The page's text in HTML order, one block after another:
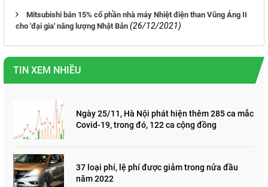
Mitsubishi bán 15% cổ phần nhà máy Nhiệt điện than Vũng Áng II
cho 'đại gia' năng lượng Nhật Bản (26/12/2021)
TIN XEM NHIỀU
Ngày 25/11, Hà Nội phát hiện thêm 285 ca mắc
Covid-19, trong đó, 122 ca cộng đồng
37 loại phí, lệ phí được giảm trong nửa đầu
năm 2022